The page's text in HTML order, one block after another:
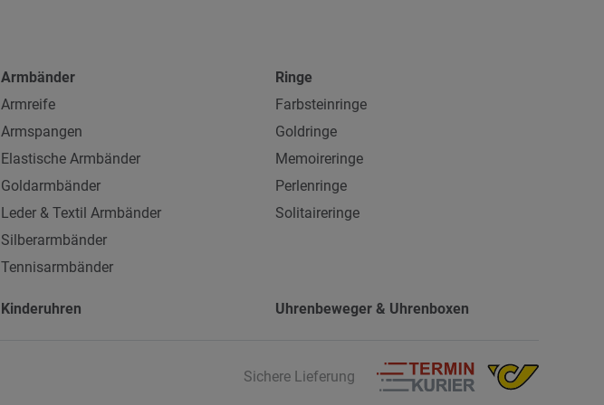
Armbänder
Armreife
Armspangen
Elastische Armbänder
Goldarmbänder
Leder & Textil Armbänder
Silberarmbänder
Tennisarmbänder
Ringe
Farbsteinringe
Goldringe
Memoireringe
Perlenringe
Solitaireringe
Kinderuhren Uhrenbeweger & Uhrenboxen
Sichere Lieferung